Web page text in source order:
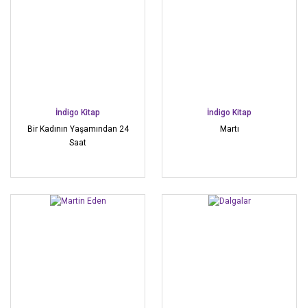
İndigo Kitap
Bir Kadının Yaşamından 24
Saat
İndigo Kitap
Martı